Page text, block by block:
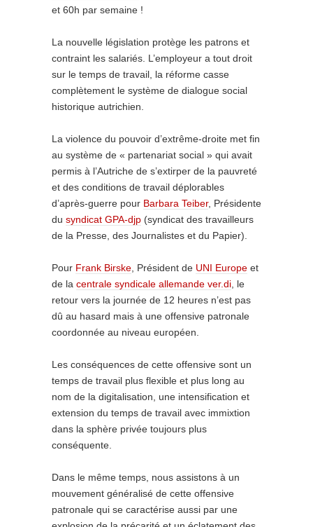
et 60h par semaine !
La nouvelle législation protège les patrons et
contraint les salariés. L’employeur a tout droit
sur le temps de travail, la réforme casse
complètement le système de dialogue social
historique autrichien.
La violence du pouvoir d’extrême-droite met fin
au système de « partenariat social » qui avait
permis à l’Autriche de s’extirper de la pauvreté
et des conditions de travail déplorables
d’après-guerre pour Barbara Teiber, Présidente
du syndicat GPA-djp (syndicat des travailleurs
de la Presse, des Journalistes et du Papier).
Pour Frank Birske , Président de UNI Europe et
de la centrale syndicale allemande ver.di , le
retour vers la journée de 12 heures n’est pas
dû au hasard mais à une offensive patronale
coordonnée au niveau européen.
Les conséquences de cette offensive sont un
temps de travail plus flexible et plus long au
nom de la digitalisation, une intensification et
extension du temps de travail avec immixtion
dans la sphère privée toujours plus
conséquente.
Dans le même temps, nous assistons à un
mouvement généralisé de cette offensive
patronale qui se caractérise aussi par une